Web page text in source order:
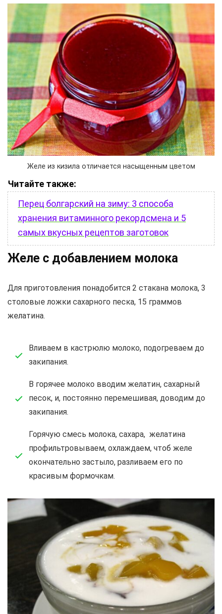
Желе из кизила отличается насыщенным цветом
Читайте также:
Перец болгарский на зиму: 3 способа
хранения витаминного рекордсмена и 5
самых вкусных рецептов заготовок
Желе с добавлением молока
Для приготовления понадобится 2 стакана молока, 3
столовые ложки сахарного песка, 15 граммов
желатина.
Вливаем в кастрюлю молоко, подогреваем до
закипания.
В горячее молоко вводим желатин, сахарный
песок, и, постоянно перемешивая, доводим до
закипания.
Горячую смесь молока, сахара, желатина
профильтровываем, охлаждаем, чтоб желе
окончательно застыло, разливаем его по
красивым формочкам.